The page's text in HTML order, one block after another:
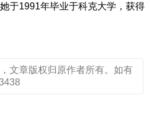
于1991年毕业于科克大学，获得
文章版权归原作者所有。如有